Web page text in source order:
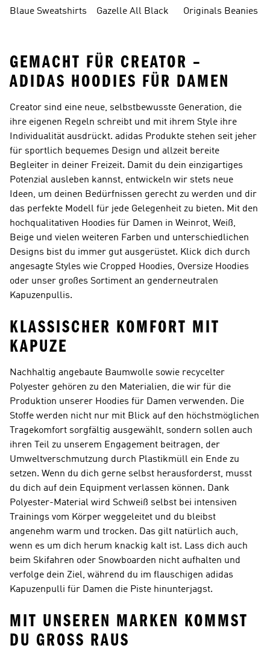
Blaue Sweatshirts Gazelle All Black
Oberteile
Originals Beanies
GEMACHT FÜR CREATOR –
ADIDAS HOODIES FÜR DAMEN
Creator sind eine neue, selbstbewusste Generation, die
ihre eigenen Regeln schreibt und mit ihrem Style ihre
Individualität ausdrückt. adidas Produkte stehen seit jeher
für sportlich bequemes Design und allzeit bereite
Begleiter in deiner Freizeit. Damit du dein einzigartiges
Potenzial ausleben kannst, entwickeln wir stets neue
Ideen, um deinen Bedürfnissen gerecht zu werden und dir
das perfekte Modell für jede Gelegenheit zu bieten. Mit den
hochqualitativen Hoodies für Damen in Weinrot, Weiß,
Beige und vielen weiteren Farben und unterschiedlichen
Designs bist du immer gut ausgerüstet. Klick dich durch
angesagte Styles wie Cropped Hoodies, Oversize Hoodies
oder unser großes Sortiment an genderneutralen
Kapuzenpullis.
KLASSISCHER KOMFORT MIT
KAPUZE
Nachhaltig angebaute Baumwolle sowie recycelter
Polyester gehören zu den Materialien, die wir für die
Produktion unserer Hoodies für Damen verwenden. Die
Stoffe werden nicht nur mit Blick auf den höchstmöglichen
Tragekomfort sorgfältig ausgewählt, sondern sollen auch
ihren Teil zu unserem Engagement beitragen, der
Umweltverschmutzung durch Plastikmüll ein Ende zu
setzen. Wenn du dich gerne selbst herausforderst, musst
du dich auf dein Equipment verlassen können. Dank
Polyester-Material wird Schweiß selbst bei intensiven
Trainings vom Körper weggeleitet und du bleibst
angenehm warm und trocken. Das gilt natürlich auch,
wenn es um dich herum knackig kalt ist. Lass dich auch
beim Skifahren oder Snowboarden nicht aufhalten und
verfolge dein Ziel, während du im flauschigen adidas
Kapuzenpulli für Damen die Piste hinunterjagst.
MIT UNSEREN MARKEN KOMMST
DU GROSS RAUS